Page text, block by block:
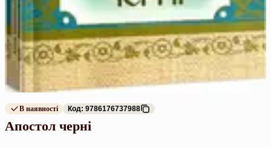
В наявності Код: 9786176737988
Апостол черні